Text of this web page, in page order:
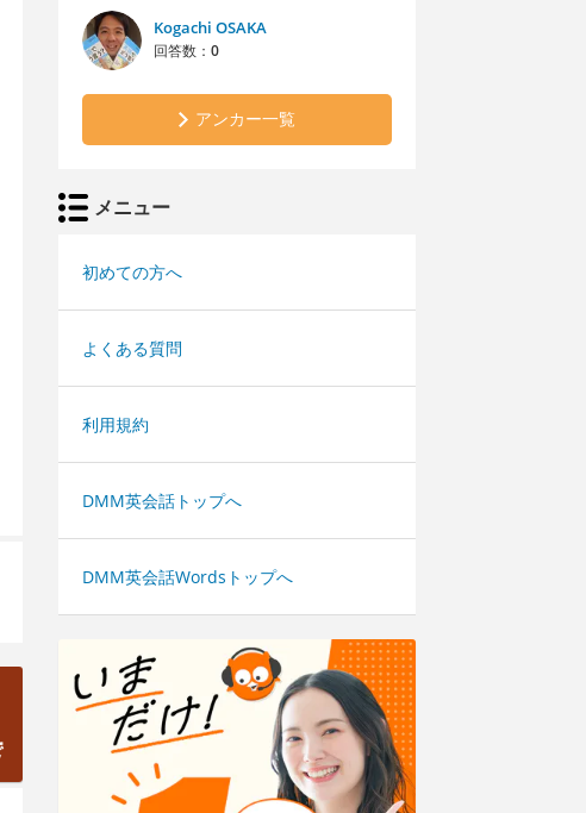
Kogachi OSAKA
回答数： 0
アンカー一覧
メニュー
初めての方へ
よくある質問
利用規約
DMM英会話トップへ
DMM英会話Wordsトップへ